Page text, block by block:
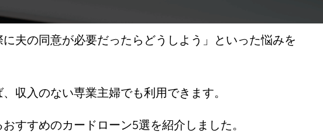
夫の同意が必要だったらどうしよう」といった悩みを
収入のない専業主婦でも利用できます。
すすめのカードローン5選を紹介しました。